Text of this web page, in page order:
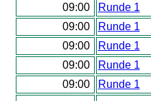
09:00
Runde 1
09:00
Runde 1
09:00
Runde 1
09:00
Runde 1
09:00
Runde 1